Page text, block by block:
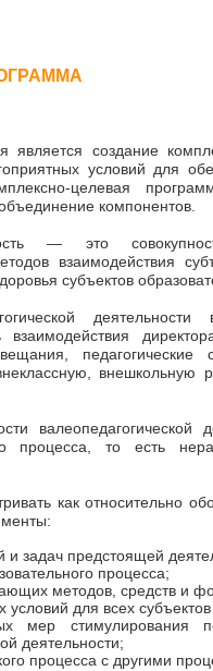
создание
условий для
целевая
компонентов.
— это
взаимодействия
субъектов
деятельности
валеопедагогической
процесса, то есть
как относительно
и задач предстоящей
процесса;
методов, средств и
для всех
мер
деятельности;
процесса с другими